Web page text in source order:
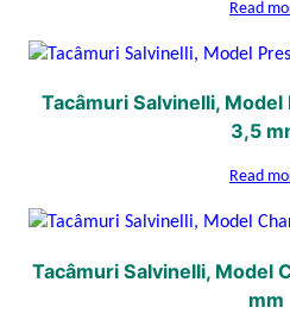
Read
Tacâmuri Salvinelli,
3,5
Read
Tacâmuri Salvinelli, Model
mm